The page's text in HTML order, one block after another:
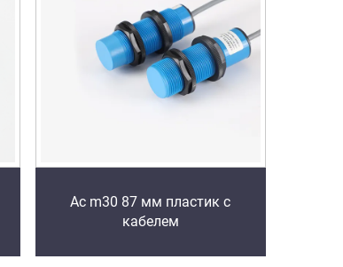
Ac m30 87 мм пластик с
кабелем